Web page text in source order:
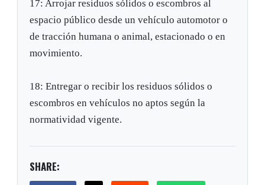
17: Arrojar residuos sólidos o escombros al
espacio público desde un vehículo automotor o
de tracción humana o animal, estacionado o en
movimiento.
18: Entregar o recibir los residuos sólidos o
escombros en vehículos no aptos según la
normatividad vigente.
SHARE: